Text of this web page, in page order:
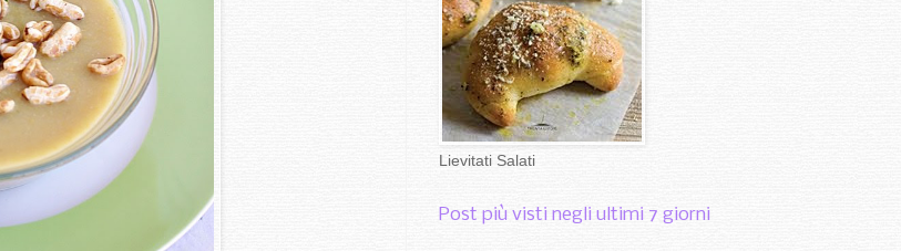
Lievitati Salati
Post più visti negli ultimi 7 giorni